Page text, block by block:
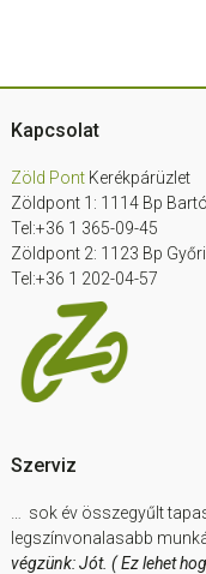
Footer
Kapcsolat
Zöld PontKerékpárüzlet
Zöldpont 1: 1114 Bp
Tel:+36 1 365-09-45
Zöldpont 2: 1123 Bp Győri
Tel:+36 1 202-04-57
Szerviz
… sok év összegyűlt
legszínvonalasabb
végzünk: Jót. ( Ez lehet